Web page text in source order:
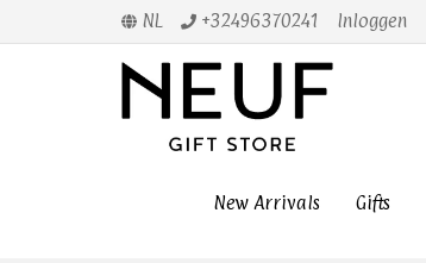
NL +32496370241 Inloggen
New Arrivals Gifts